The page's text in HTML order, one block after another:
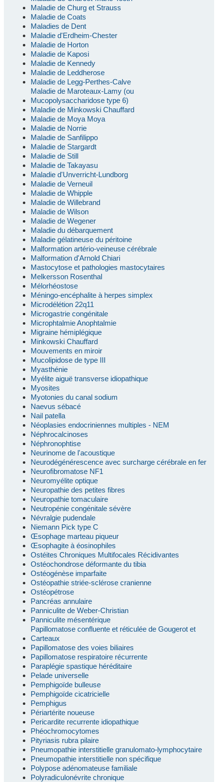
Maladie de Churg et Strauss
Maladie de Coats
Maladies de Dent
Maladie d'Erdheim-Chester
Maladie de Horton
Maladie de Kaposi
Maladie de Kennedy
Maladie de Leddherose
Maladie de Legg-Perthes-Calve
Maladie de Maroteaux-Lamy (ou
Mucopolysaccharidose type 6)
Maladie de Minkowski Chauffard
Maladie de Moya Moya
Maladie de Norrie
Maladie de Sanfilippo
Maladie de Stargardt
Maladie de Still
Maladie de Takayasu
Maladie d'Unverricht-Lundborg
Maladie de Verneuil
Maladie de Whipple
Maladie de Willebrand
Maladie de Wilson
Maladie de Wegener
Maladie du débarquement
Maladie gélatineuse du péritoine
Malformation artério-veineuse cérébrale
Malformation d'Arnold Chiari
Mastocytose et pathologies mastocytaires
Melkersson Rosenthal
Mélorhéostose
Méningo-encéphalite à herpes simplex
Microdélétion 22q11
Microgastrie congénitale
Microphtalmie Anophtalmie
Migraine hémiplégique
Minkowski Chauffard
Mouvements en miroir
Mucolipidose de type III
Myasthénie
Myélite aiguë transverse idiopathique
Myosites
Myotonies du canal sodium
Naevus sébacé
Nail patella
Néoplasies endocriniennes multiples - NEM
Néphrocalcinoses
Néphronophtise
Neurinome de l'acoustique
Neurodégénérescence avec surcharge cérébrale en fer
Neurofibromatose NF1
Neuromyélite optique
Neuropathie des petites fibres
Neuropathie tomaculaire
Neutropénie congénitale sévère
Névralgie pudendale
Niemann Pick type C
Œsophage marteau piqueur
Œsophagite à éosinophiles
Ostéites Chroniques Multifocales Récidivantes
Ostéochondrose déformante du tibia
Ostéogénèse imparfaite
Ostéopathie striée-sclérose cranienne
Ostéopétrose
Pancréas annulaire
Panniculite de Weber-Christian
Panniculite mésentérique
Papillomatose confluente et réticulée de Gougerot et
Carteaux
Papillomatose des voies biliaires
Papillomatose respiratoire récurrente
Paraplégie spastique héréditaire
Pelade universelle
Pemphigoïde bulleuse
Pemphigoïde cicatricielle
Pemphigus
Périartérite noueuse
Pericardite recurrente idiopathique
Phéochromocytomes
Pityriasis rubra pilaire
Pneumopathie interstitielle granulomato-lymphocytaire
Pneumopathie interstitielle non spécifique
Polypose adénomateuse familiale
Polyradiculonévrite chronique